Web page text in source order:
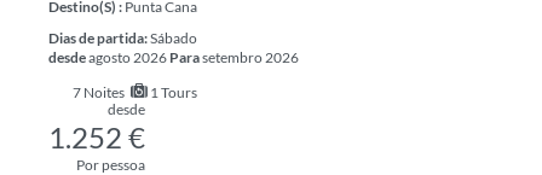
Destino(s) : Punta Cana
Dias de partida:Sábado
desdeagosto 2026 Parasetembro 2026
7 Noites
1 Tours
desde
1.252 €
Por pessoa